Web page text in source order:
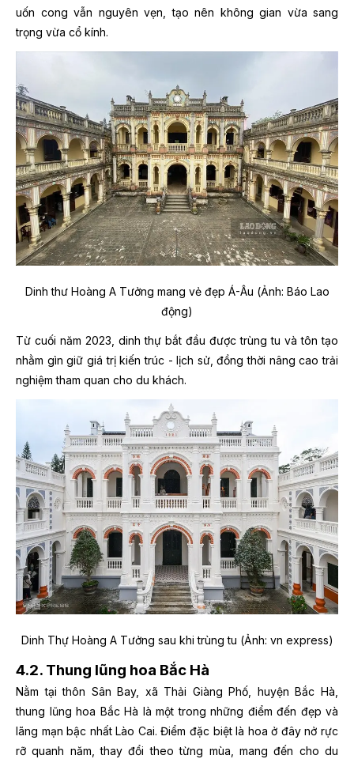
uốn cong vẫn nguyên vẹn, tạo nên không gian vừa sang
trọng vừa cổ kính.
Dinh thư Hoàng A Tưởng mang vẻ đẹp Á-Âu (Ảnh: Báo Lao
động)
Từ cuối năm 2023, dinh thự bắt đầu được trùng tu và tôn tạo
nhằm gìn giữ giá trị kiến trúc - lịch sử, đồng thời nâng cao trải
nghiệm tham quan cho du khách.
Dinh Thự Hoàng A Tưởng sau khi trùng tu (Ảnh: vn express)
4.2. Thung lũng hoa Bắc Hà
Nằm tại thôn Sân Bay, xã Thải Giàng Phố, huyện Bắc Hà,
thung lũng hoa Bắc Hà là một trong những điểm đến đẹp và
lãng mạn bậc nhất Lào Cai. Điểm đặc biệt là hoa ở đây nở rực
rỡ quanh năm, thay đổi theo từng mùa, mang đến cho du